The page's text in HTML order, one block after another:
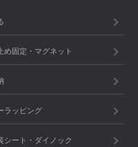
め固定・マグネット
ラッピング
シート・ダイノック